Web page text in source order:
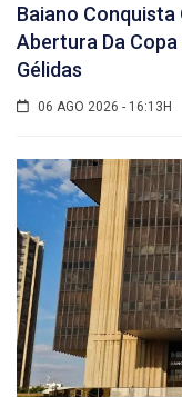
Baiano Conquista
Abertura Da
Gélidas
06 AGO 2026 - 16:13H